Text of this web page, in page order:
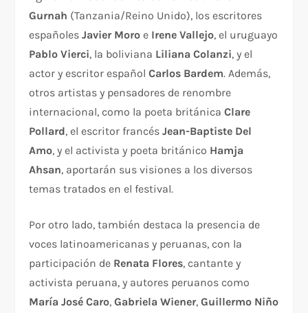
Gurnah (Tanzania/Reino Unido), los escritores
españolesJavier Moro e Irene Vallejo, el uruguayo
Pablo Vierci, la boliviana Liliana Colanzi, y el
actor y escritor españolCarlos Bardem. Además,
otros artistas y pensadores de renombre
internacional, como la poeta británicaClare
Pollard, el escritor francésJean-Baptiste Del
Amo, y el activista y poeta británico Hamja
Ahsan, aportarán sus visiones a los diversos
temas tratados en el festival.
Por otro lado, también destaca la presencia de
voces latinoamericanas y peruanas, con la
participación de Renata Flores, cantante y
activista peruana, y autores peruanos como
María José Caro,Gabriela Wiener,Guillermo Niño